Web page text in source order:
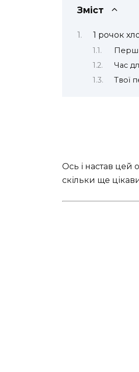
Зміст
1 рочок
Час
Твої
Ось і настав
скільки ще